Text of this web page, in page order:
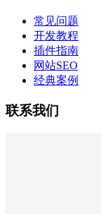
常见问题
开发教程
插件指南
网站SEO
经典案例
联系我们